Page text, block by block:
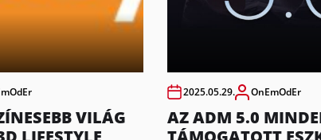
VILÁG
2025.05.29. OnEmOdEr
AZ ADM 5.0